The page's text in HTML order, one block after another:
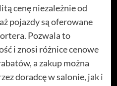
cenę niezależnie od
pojazdy są oferowane
Pozwala to
i znosi różnice cenowe
a zakup można
doradcę w salonie, jak i